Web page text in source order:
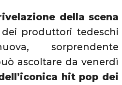
della scena
produttori tedeschi
sorprendente
ascoltare da venerdì
hit pop dei